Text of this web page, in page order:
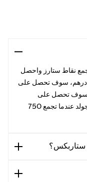
نقاط ستارز واحصل
على مكافآت. عند كل عملية شراء بقيمة 10 درهم، سوف تحصل على
250 نقطة ستارز سوف تحصل على
مشروب مجاناً. ستحصل على درجة عضوية جولد عندما تجمع 750
ستاربكس؟